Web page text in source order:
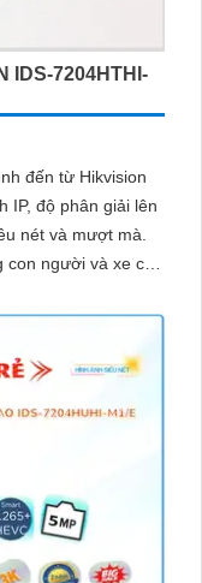
IDS-7204HTHI-
đến từ Hikvision
IP, độ phân giải lên
nét và mượt mà.
người và xe cộ,